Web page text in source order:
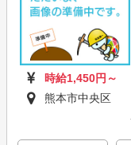
時給1,450円～
熊本市中央区